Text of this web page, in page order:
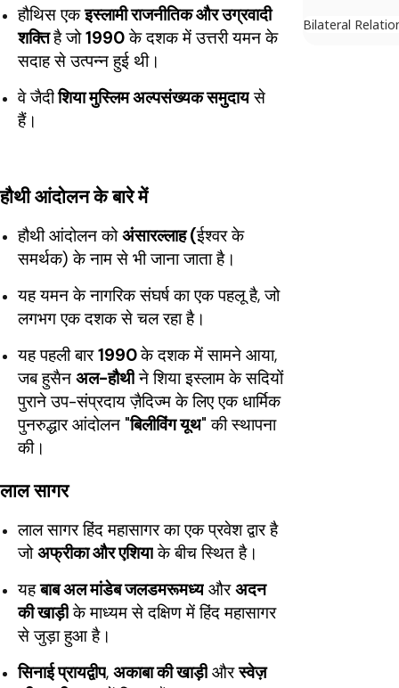
हौथिस एकइस्लामी राजनीतिक और उग्रवादी
शक्तिहै जो1990के दशक में उत्तरी यमन के
सदाह से उत्पन्न हुई थी।
वे जैदीशिया मुस्लिम अल्पसंख्यक समुदायसे
हैं।
हौथी आंदोलन के बारे में
हौथी आंदोलन कोअंसारल्लाह (ईश्वर के
समर्थक) के नाम से भी जाना जाता है।
यह यमन के नागरिक संघर्ष का एक पहलू है, जो
लगभग एक दशक से चल रहा है।
यह पहली बार1990के दशक में सामने आया,
जब हुसैन अल-हौथीने शिया इस्लाम के सदियों
पुराने उप-संप्रदाय ज़ैदिज्म के लिए एक धार्मिक
पुनरुद्धार आंदोलन "बिलीविंग यूथ" की स्थापना
की।
लाल सागर
लाल सागर हिंद महासागर का एक प्रवेश द्वार है
जोअफ्रीका और एशियाके बीच स्थित है।
यहबाब अल मांडेब जलडमरूमध्य औरअदन
की खाड़ीके माध्यम से दक्षिण में हिंद महासागर
से जुड़ा हुआ है।
सिनाई प्रायद्वीप, अकाबा की खाड़ी औरस्वेज़
Bilateral